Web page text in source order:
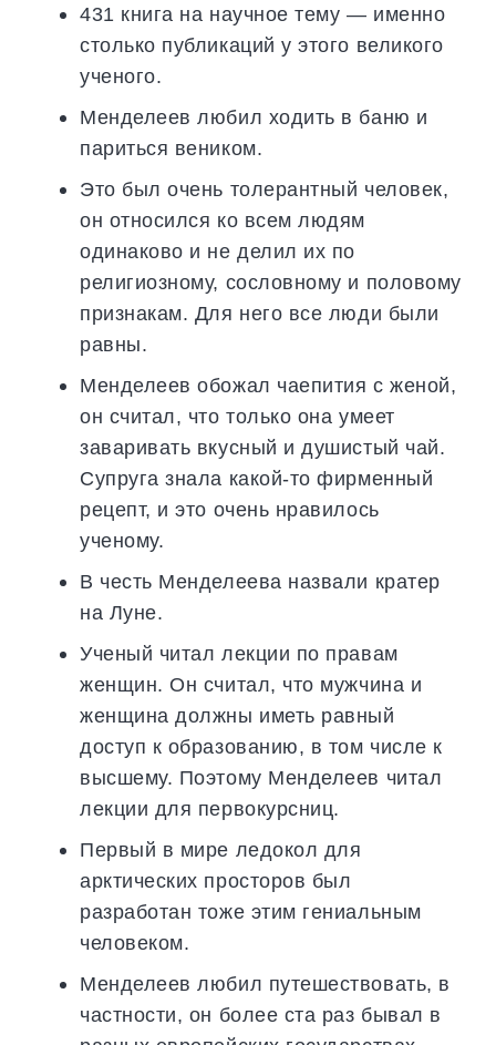
431 книга на научное тему — именно
столько публикаций у этого великого
ученого.
Менделеев любил ходить в баню и
париться веником.
Это был очень толерантный человек,
он относился ко всем людям
одинаково и не делил их по
религиозному, сословному и половому
признакам. Для него все люди были
равны.
Менделеев обожал чаепития с женой,
он считал, что только она умеет
заваривать вкусный и душистый чай.
Супруга знала какой-то фирменный
рецепт, и это очень нравилось
ученому.
В честь Менделеева назвали кратер
на Луне.
Ученый читал лекции по правам
женщин. Он считал, что мужчина и
женщина должны иметь равный
доступ к образованию, в том числе к
высшему. Поэтому Менделеев читал
лекции для первокурсниц.
Первый в мире ледокол для
арктических просторов был
разработан тоже этим гениальным
человеком.
Менделеев любил путешествовать, в
частности, он более ста раз бывал в